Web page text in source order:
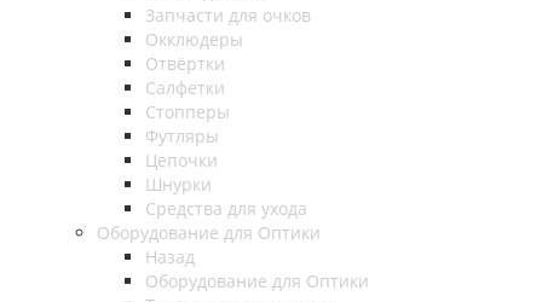
Запчасти для очков
Окклюдеры
Отвёртки
Салфетки
Стопперы
Футляры
Цепочки
Шнурки
Средства для ухода
Оборудование для Оптики
Назад
Оборудование для Оптики